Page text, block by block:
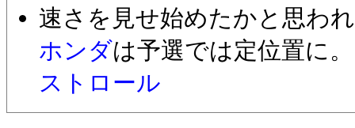
速さを見せ始めたかと思わ
ホンダは予選では定位置に
ストロール